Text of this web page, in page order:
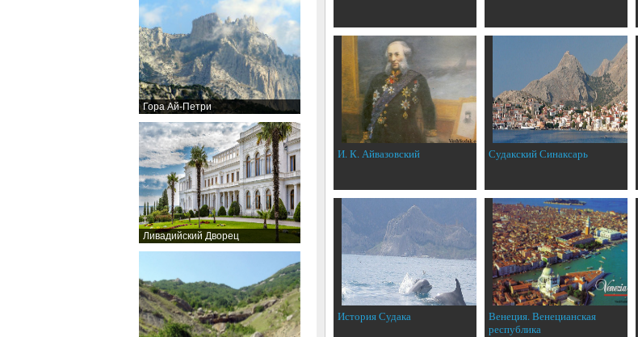
Гора Ай-Петри
Ливадийский Дворец
И. К. Айвазовский Судакский Синаксарь
История Судака
Венеция. Венецианская
республика